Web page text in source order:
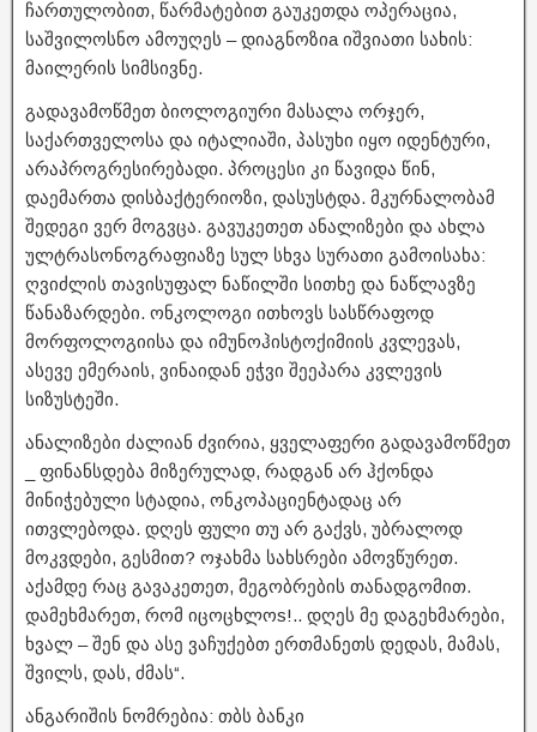
ჩართულობით, წარმატებით გაუკეთდა ოპერაცია,
საშვილოსნო ამოუღეს – დიაგნოზიa იშვიათი სახის:
მაილერის სიმსივნე.
გადავამოწმეთ ბიოლოგიური მასალა ორჯერ,
საქართველოსა და იტალიაში, პასუხი იყო იდენტური,
არაპროგრესირებადი. პროცესი კი წავიდა წინ,
დაემართა დისბაქტერიოზი, დასუსტდა. მკურნალობამ
შედეგი ვერ მოგვცა. გავუკეთეთ ანალიზები და ახლა
ულტრასონოგრაფიაზე სულ სხვა სურათი გამოისახა:
ღვიძლის თავისუფალ ნაწილში სითხე და ნაწლავზე
წანაზარდები. ონკოლოგი ითხოვს სასწრაფოდ
მორფოლოგიისა და იმუნოჰისტოქიმიის კვლევას,
ასევე ემერაის, ვინაიდან ეჭვი შეეპარა კვლევის
სიზუსტეში.
ანალიზები ძალიან ძვირია, ყველაფერი გადავამოწმეთ
_ ფინანსდება მიზერულად, რადგან არ ჰქონდა
მინიჭებული სტადია, ონკოპაციენტადაც არ
ითვლებოდა. დღეს ფული თუ არ გაქვს, უბრალოდ
მოკვდები, გესმით? ოჯახმა სახსრები ამოვწურეთ.
აქამდე რაც გავაკეთეთ, მეგობრების თანადგომით.
დამეხმარეთ, რომ იცოცხლოs!.. დღეს მე დაგეხმარები,
ხვალ – შენ და ასე ვაჩუქებთ ერთმანეთს დედას, მამას,
შვილს, დას, ძმას“.
ანგარიშის ნომრებია: თბს ბანკი